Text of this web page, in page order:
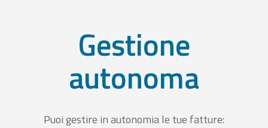
Gestione
autonoma
Puoi gestire in autonomia le tue fatture: